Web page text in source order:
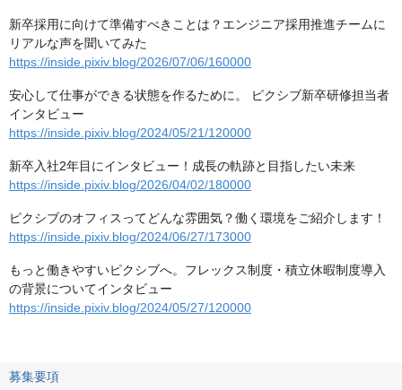
新卒採用に向けて準備すべきことは？エンジニア採用推進チームに
リアルな声を聞いてみた
https://inside.pixiv.blog/2026/07/06/160000
安心して仕事ができる状態を作るために。 ピクシブ新卒研修担当者
インタビュー
https://inside.pixiv.blog/2024/05/21/120000
新卒入社2年目にインタビュー！成長の軌跡と目指したい未来
https://inside.pixiv.blog/2026/04/02/180000
ピクシブのオフィスってどんな雰囲気？働く環境をご紹介します！
https://inside.pixiv.blog/2024/06/27/173000
もっと働きやすいピクシブへ。フレックス制度・積立休暇制度導入
の背景についてインタビュー
https://inside.pixiv.blog/2024/05/27/120000
募集要項